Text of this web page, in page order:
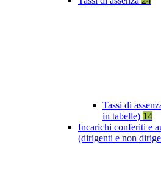
Tassi di
in tabelle) 14
Incarichi conferiti e
(dirigenti e non